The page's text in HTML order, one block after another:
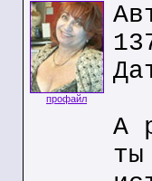
профайл
А